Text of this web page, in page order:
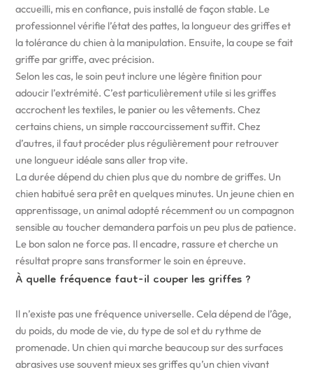
accueilli, mis en confiance, puis installé de façon stable. Le
professionnel vérifie l’état des pattes, la longueur des griffes et
la tolérance du chien à la manipulation. Ensuite, la coupe se fait
griffe par griffe, avec précision.
Selon les cas, le soin peut inclure une légère finition pour
adoucir l’extrémité. C’est particulièrement utile si les griffes
accrochent les textiles, le panier ou les vêtements. Chez
certains chiens, un simple raccourcissement suffit. Chez
d’autres, il faut procéder plus régulièrement pour retrouver
une longueur idéale sans aller trop vite.
La durée dépend du chien plus que du nombre de griffes. Un
chien habitué sera prêt en quelques minutes. Un jeune chien en
apprentissage, un animal adopté récemment ou un compagnon
sensible au toucher demandera parfois un peu plus de patience.
Le bon salon ne force pas. Il encadre, rassure et cherche un
résultat propre sans transformer le soin en épreuve.
À quelle fréquence faut-il couper les griffes ?
Il n’existe pas une fréquence universelle. Cela dépend de l’âge,
du poids, du mode de vie, du type de sol et du rythme de
promenade. Un chien qui marche beaucoup sur des surfaces
abrasives use souvent mieux ses griffes qu’un chien vivant